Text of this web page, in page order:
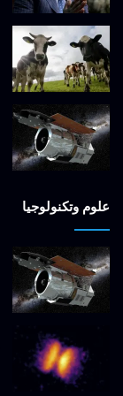
علوم وتكنولوجيا